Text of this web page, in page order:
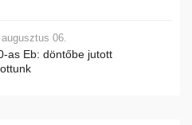
06.
as Eb: döntőbe jutott